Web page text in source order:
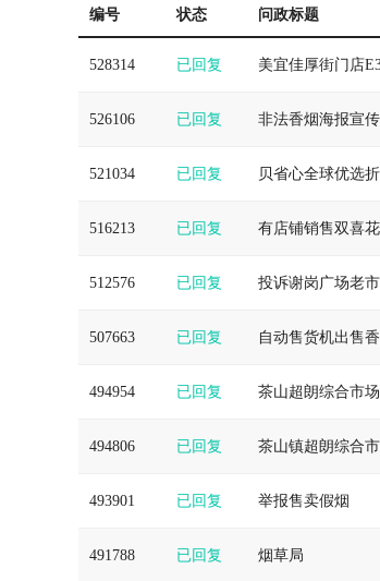
编号 状态 问政标题
528314 已回复 美宜佳厚街门店
526106 已回复 非法香烟海报宣
521034 已回复 贝省心全球优选
516213 已回复 有店铺销售双喜
512576 已回复 投诉谢岗广场老
507663 已回复 自动售货机出售
494954 已回复 茶山超朗综合市
494806 已回复 茶山镇超朗综合
493901 已回复 举报售卖假烟
491788 已回复 烟草局